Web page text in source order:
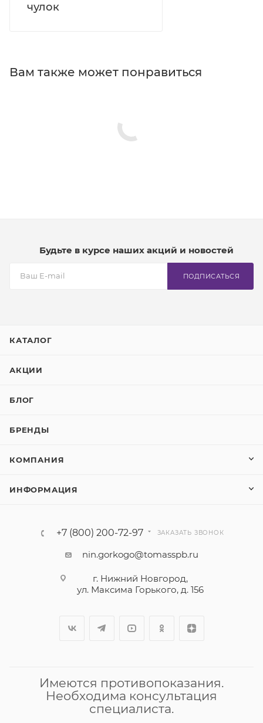
чулок
Вам также может понравиться
Будьте в курсе наших акций и новостей
ПОДПИСАТЬСЯ
КАТАЛОГ
АКЦИИ
БЛОГ
БРЕНДЫ
КОМПАНИЯ
ИНФОРМАЦИЯ
+7 (800) 200-72-97 ЗАКАЗАТЬ ЗВОНОК
nin.gorkogo@tomasspb.ru
г. Нижний Новгород,
ул. Максима Горького, д. 156
Имеются противопоказания.
Необходима консультация
специалиста.